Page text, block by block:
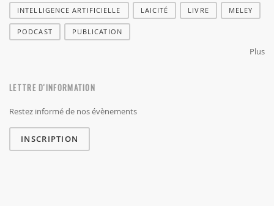
INTELLIGENCE ARTIFICIELLE LAICITÉ LIVRE MELEY
PODCAST PUBLICATION
Plus
LETTRE D'INFORMATION
Restez informé de nos évènements
INSCRIPTION